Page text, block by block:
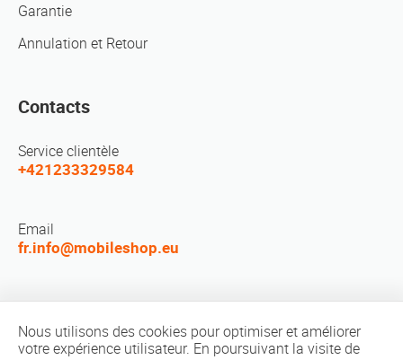
Garantie
Annulation et Retour
Contacts
Service clientèle
+421233329584
Email
fr.info@mobileshop.eu
Nous utilisons des cookies pour optimiser et améliorer
votre expérience utilisateur. En poursuivant la visite de